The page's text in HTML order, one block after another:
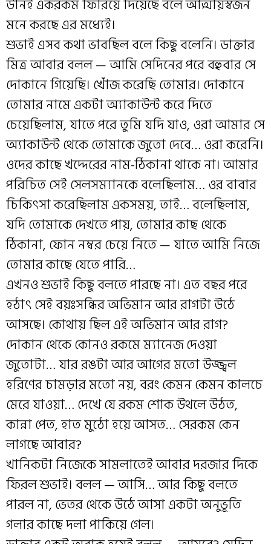
উনিই একরকম ফিরিয়ে দিয়েছে বলে আত্মীয়স্বজন
মনে করছে এর মধ্যেই।
শুভাই এসব কথা ভাবছিল বলে কিছু বলেনি। ডাক্তার
মিত্র আবার বলল — আমি সেদিনের পরে বহুবার সে
দোকানে গিয়েছি। খোঁজ করেছি তোমার। দোকানে
তোমার নামে একটা অ্যাকাউন্ট করে দিতে
চেয়েছিলাম, যাতে পরে তুমি যদি যাও, ওরা আমার সে
অ্যাকাউন্ট থেকে তোমাকে জুতো দেবে… ওরা করেনি।
ওদের কাছে খদ্দেরের নাম-ঠিকানা থাকে না। আমার
পরিচিত সেই সেলসম্যানকে বলেছিলাম… ওর বাবার
চিকিৎসা করেছিলাম একসময়, তাই… বলেছিলাম,
যদি তোমাকে দেখতে পায়, তোমার কাছ থেকে
ঠিকানা, ফোন নম্বর চেয়ে নিতে — যাতে আমি নিজে
তোমার কাছে যেতে পারি…
এখনও শুভাই কিছু বলতে পারছে না। এত বছর পরে
হঠাৎ সেই বয়ঃসন্ধির অভিমান আর রাগটা উঠে
আসছে। কোথায় ছিল এই অভিমান আর রাগ?
দোকান থেকে কোনও রকমে ম্যানেজ দেওয়া
জুতোটা… যার রঙটা আর আগের মতো উজ্জ্বল
হরিণের চামড়ার মতো নয়, বরং কেমন কেমন কালচে
মেরে যাওয়া… দেখে যে রকম শোক উথলে উঠত,
কান্না পেত, হাত মুঠো হয়ে আসত… সেরকম কেন
লাগছে আবার?
খানিকটা নিজেকে সামলাতেই আবার দরজার দিকে
ফিরল শুভাই। বলল — আসি… আর কিছু বলতে
পারল না, ভেতর থেকে উঠে আসা একটা অনুভূতি
গলার কাছে দলা পাকিয়ে গেল।